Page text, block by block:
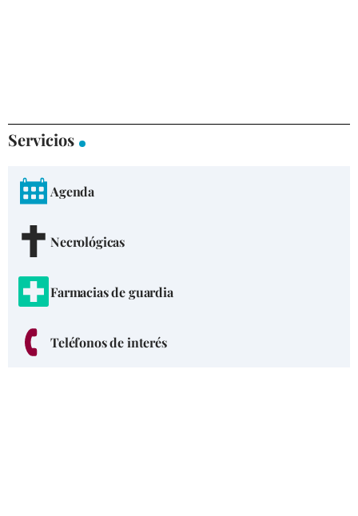
Servicios
Agenda
Necrológicas
Farmacias de guardia
Teléfonos de interés